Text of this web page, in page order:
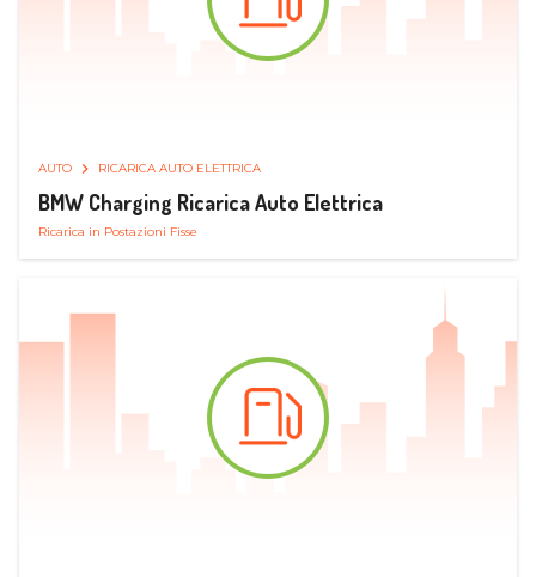
AUTO RICARICA AUTO ELETTRICA
BMW Charging Ricarica Auto Elettrica
Ricarica in Postazioni Fisse